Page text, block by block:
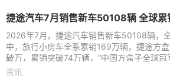
捷途汽车7月销售新车50108辆 全球
2026年7月，捷途汽车销售新车50108辆，
中，旅行小房车全系累销169万辆，捷途方
破万，累销突破74万辆，“中国方盒子全球
盛夏，捷途汽车依托旅行
资讯